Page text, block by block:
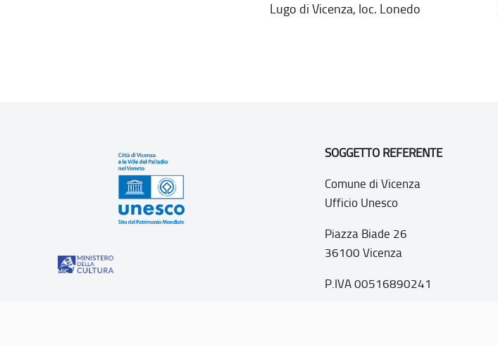
Lugo di Vicenza, loc. Lonedo
SOGGETTO REFERENTE
Comune di Vicenza
Ufficio Unesco
Piazza Biade 26
36100 Vicenza
P.IVA 00516890241